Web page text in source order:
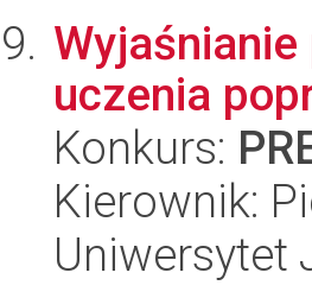
uczenia
Konkurs:
Kierownik:
Uniwersytet